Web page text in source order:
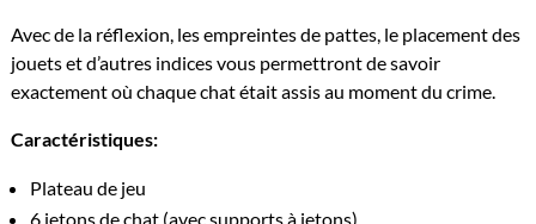
Avec de la réflexion, les empreintes de pattes, le placement des
jouets et d’autres indices vous permettront de savoir
exactement où chaque chat était assis au moment du crime.
Caractéristiques:
Plateau de jeu
6 jetons de chat (avec supports à jetons)